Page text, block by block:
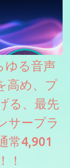
ゆる音声
高め、プ
る、最先
サープラ
常4,901
！